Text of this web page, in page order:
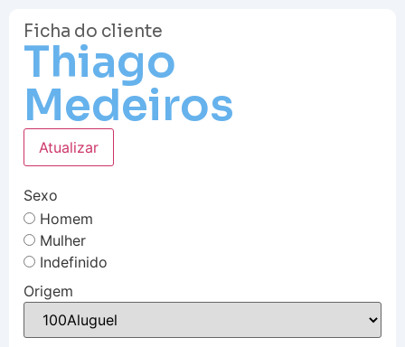
Ficha do cliente
Thiago
Medeiros
Atualizar
Sexo
Homem
Mulher
Indefinido
Origem